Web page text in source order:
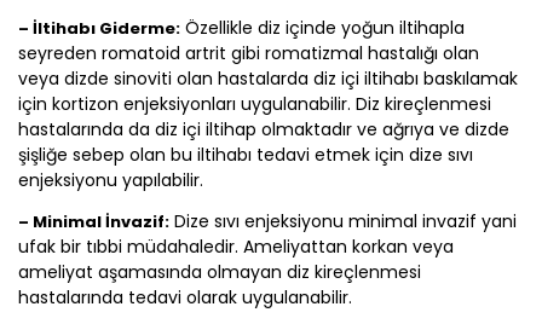
– İltihabı Giderme: Özellikle diz içinde yoğun iltihapla
seyreden romatoid artrit gibi romatizmal hastalığı olan
veya dizde sinoviti olan hastalarda diz içi iltihabı baskılamak
için kortizon enjeksiyonları uygulanabilir. Diz kireçlenmesi
hastalarında da diz içi iltihap olmaktadır ve ağrıya ve dizde
şişliğe sebep olan bu iltihabı tedavi etmek için dize sıvı
enjeksiyonu yapılabilir.
– Minimal İnvazif: Dize sıvı enjeksiyonu minimal invazif yani
ufak bir tıbbi müdahaledir. Ameliyattan korkan veya
ameliyat aşamasında olmayan diz kireçlenmesi
hastalarında tedavi olarak uygulanabilir.